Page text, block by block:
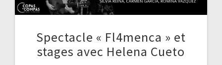
Spectacle « Fl4menca » et
stages avec Helena Cueto